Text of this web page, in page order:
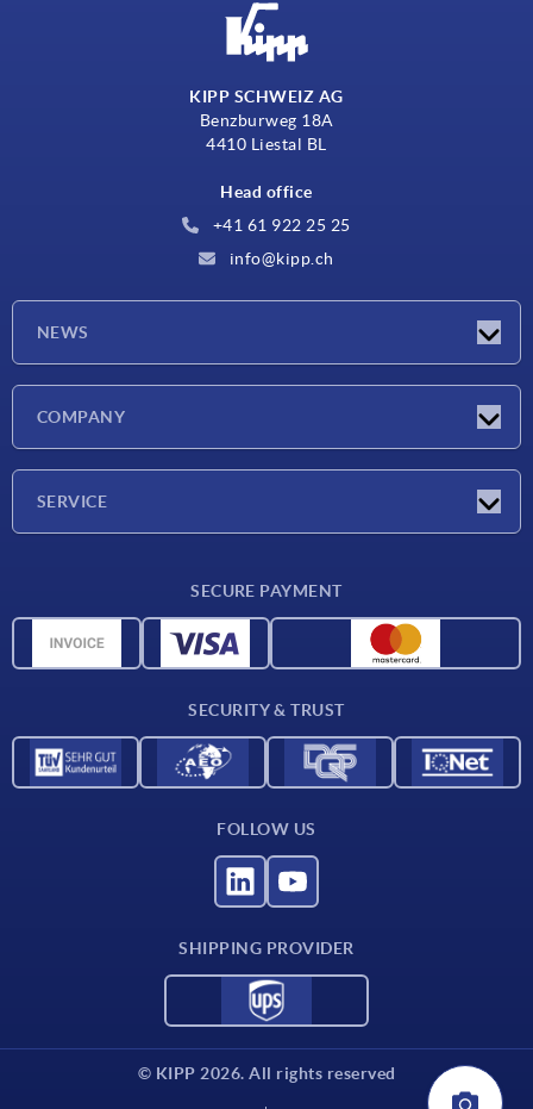
KIPP SCHWEIZ AG
Benzburweg 18A
4410 Liestal BL
Head office
+41 61 922 25 25
info@kipp.ch
NEWS
COMPANY
SERVICE
CAD data
SECURE PAYMENT
SECURITY & TRUST
FOLLOW US
SHIPPING PROVIDER
© KIPP 2026. All rights reserved